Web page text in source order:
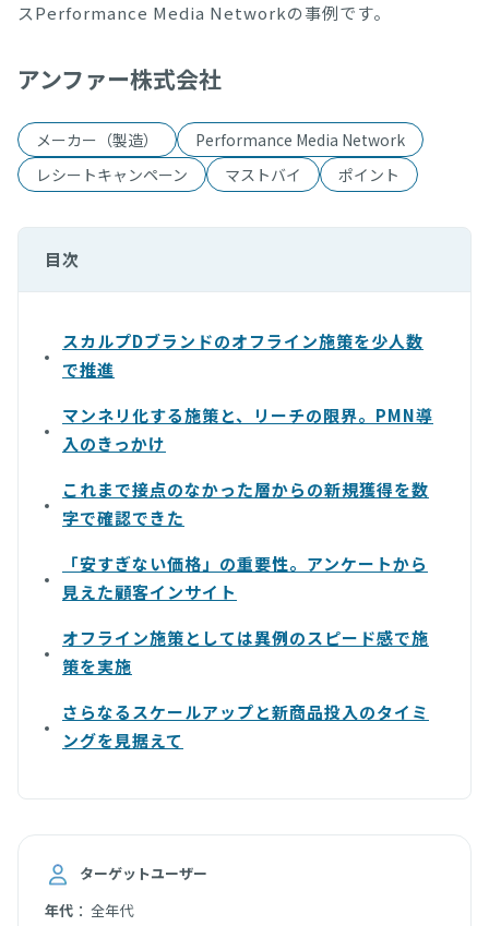
スPerformance Media Networkの事例です。
アンファー株式会社
メーカー（製造）
Performance Media Network
レシートキャンペーン
マストバイ ポイント
目次
スカルプDブランドのオフライン施策を少人数
で推進
マンネリ化する施策と、リーチの限界。PMN導
入のきっかけ
これまで接点のなかった層からの新規獲得を数
字で確認できた
「安すぎない価格」の重要性。アンケートから
見えた顧客インサイト
オフライン施策としては異例のスピード感で施
策を実施
さらなるスケールアップと新商品投入のタイミ
ングを見据えて
ターゲットユーザー
年代 ： 全年代